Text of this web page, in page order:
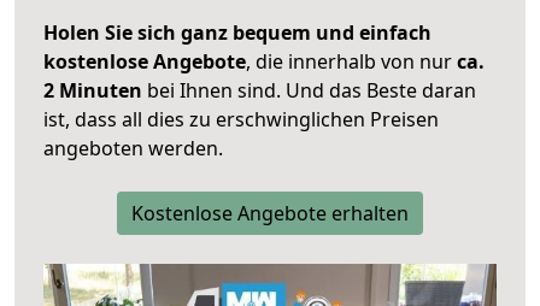
Holen Sie sich ganz bequem und einfach
kostenlose Angebote, die innerhalb von nurca.
2 Minuten bei Ihnen sind. Und das Beste daran
ist, dass all dies zu erschwinglichen Preisen
angeboten werden.
Kostenlose Angebote erhalten